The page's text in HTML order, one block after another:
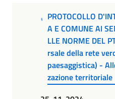
PROTOCOLLO
A E COMUNE AI
LLE NORME DEL
rsale della rete
paesaggistica) -
zazione territoriale